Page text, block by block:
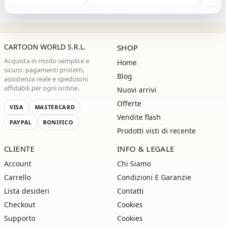
CARTOON WORLD S.R.L.
Acquista in modo semplice e
sicuro: pagamenti protetti,
assistenza reale e spedizioni
affidabili per ogni ordine.
VISA
MASTERCARD
PAYPAL
BONIFICO
SHOP
Home
Blog
Nuovi arrivi
Offerte
Vendite flash
Prodotti visti di recente
CLIENTE
Account
Carrello
Lista desideri
Checkout
Supporto
INFO & LEGALE
Chi Siamo
Condizioni E Garanzie
Contatti
Cookies
Cookies